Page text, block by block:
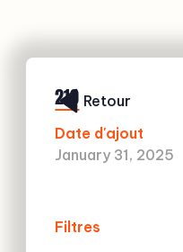
210
Date d'ajout
January 31, 2025
Filtres
Retour